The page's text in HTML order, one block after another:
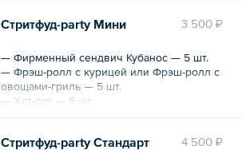
3 500 ₽
Стритфуд-party Мини
— Фирменный сендвич Кубанос — 5 шт.
— Фрэш-ролл с курицей или Фрэш-ролл с
овощами-гриль — 5 шт.
— Хот-дог — 5 шт.
— Клюквенный морс — 10 бутылок по 0,5 л
4 500 ₽
Стритфуд-party Стандарт